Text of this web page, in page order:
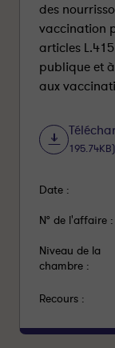
des
vaccination
articles
publique et
aux
195.74KB)
Date :
N° de l'affaire :
Niveau de la
chambre :
Recours :